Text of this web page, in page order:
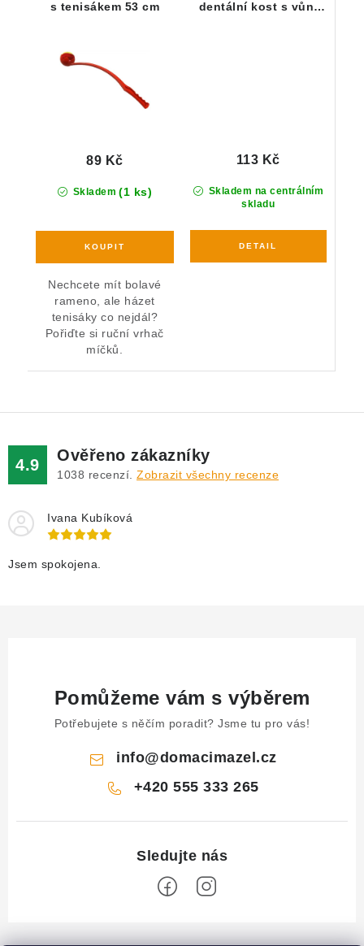
s tenisákem 53 cm
Skladem (1 ks)
89 Kč
Nechcete mít bolavé
rameno, ale házet
tenisáky co nejdál?
Pořiďte si ruční vrhač
míčků.
dentální kost s vůní
Skladem na centrálním
skladu
113 Kč
4.9
Ověřeno zákazníky
1038 recenzí. Zobrazit všechny recenze
Ivana Kubíková
Jsem spokojena.
Pomůžeme vám s výběrem
Potřebujete s něčím poradit? Jsme tu pro vás!
info@domacimazel.cz
+420 555 333 265